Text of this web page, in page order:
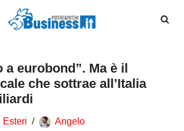
a eurobond”. Ma è il
che sottrae all’Italia
Esteri Angelo